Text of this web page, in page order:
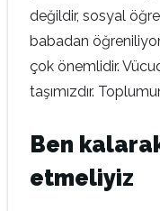
değildir, sosyal
babadan
çok önemlidir.
taşımızdır.
Ben
etmeliyiz